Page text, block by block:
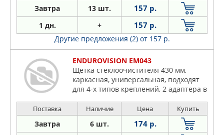
Завтра 13 шт. 157 р.
1 дн. + 157 р.
Другие предложения (2) от 157 р.
ENDUROVISION EM043
Щетка стеклоочистителя 430 мм,
каркасная, универсальная, подходят
для 4-х типов креплений, 2 адаптера в
Поставка Наличие Цена Купить
Завтра 6 шт. 174 р.